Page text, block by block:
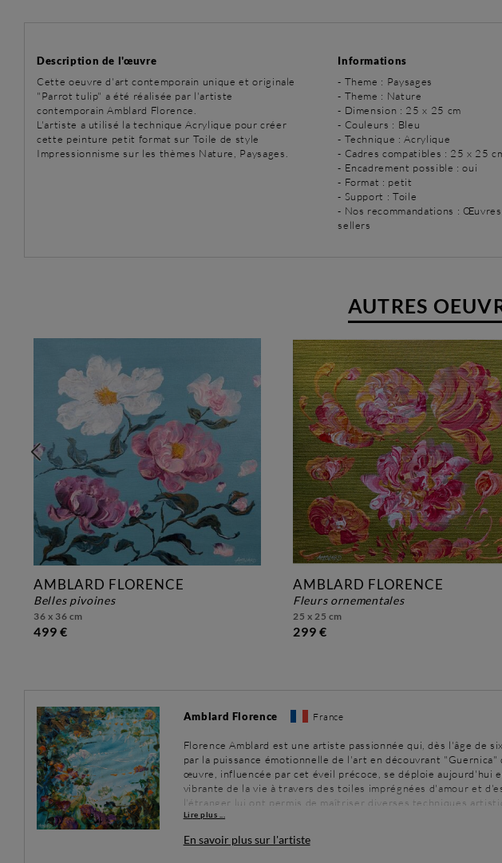
Description de l'œuvre
Cette oeuvre d'art contemporain unique et originale
"Parrot tulip" a été réalisée par l'artiste
contemporain Amblard Florence.
L'artiste a utilisé la technique Acrylique pour créer
cette peinture petit format sur Toile de style
Impressionnisme sur les thèmes Nature, Paysages.
Informations
- Theme : Paysages
- Theme : Nature
- Dimension : 25 x 25 cm
- Couleurs : Bleu
- Technique : Acrylique
- Cadres compatibles : 25 x 25
- Encadrement possible : oui
- Format : petit
- Support : Toile
- Nos recommandations :
sellers
AUTRES
AMBLARD FLORENCE
belles pivoines
36 x 36 cm
499 €
AMBLARD FLORENCE
fleurs ornementales
25 x 25 cm
299 €
Amblard Florence France
Florence Amblard est une artiste passionnée qui, dès l'âge de
par la puissance émotionnelle de l'art en découvrant "Guernica"
œuvre, influencée par cet éveil précoce, se déploie aujourd'hui
vibrante de la vie à travers des toiles imprégnées d'amour et
l'étranger lui ont permis de maîtriser diverses techniques
son expression créative. Florence utilise ces mediums pour
Lire plus ...
En savoir plus sur l'artiste